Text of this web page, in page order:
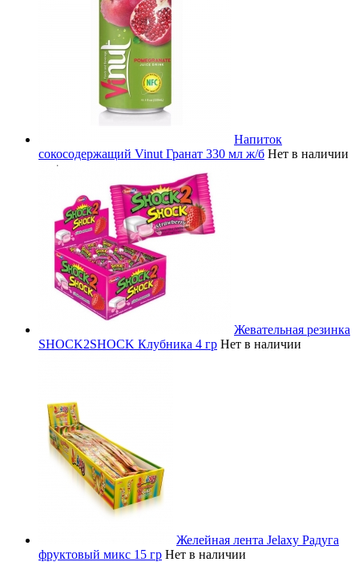
Напиток
сокосодержащий Vinut Гранат 330 мл ж/б Нет в наличии
Жевательная резинка
SHOCK2SHOCK Клубника 4 гр Нет в наличии
Желейная лента Jelaxy Радуга
фруктовый микс 15 гр Нет в наличии